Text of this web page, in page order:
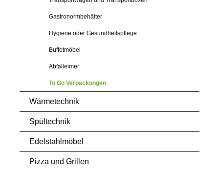
Gastronormbehälter
Hygiene oder Gesundheitspflege
Buffetmöbel
Abfalleimer
To Go Verpackungen
Wärmetechnik
Spültechnik
Edelstahlmöbel
Pizza und Grillen